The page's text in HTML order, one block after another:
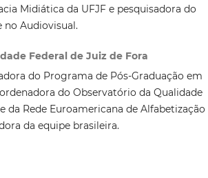
Midiática da UFJF e pesquisadora do
no Audiovisual.
Federal de Juiz de Fora
do Programa de Pós-Graduação em
do Observatório da Qualidade
da Rede Euroamericana de Alfabetização
da equipe brasileira.